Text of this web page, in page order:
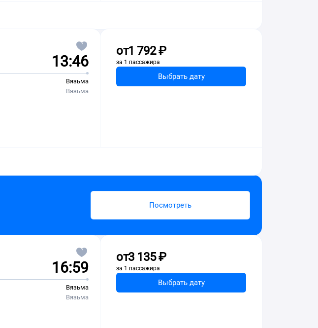
13:46
Вязьма
Вязьма
от1 ⁠792 ⁠₽
за 1 пассажира
Выбрать дату
Посмотреть
16:59
Вязьма
Вязьма
от3 ⁠135 ⁠₽
за 1 пассажира
Выбрать дату